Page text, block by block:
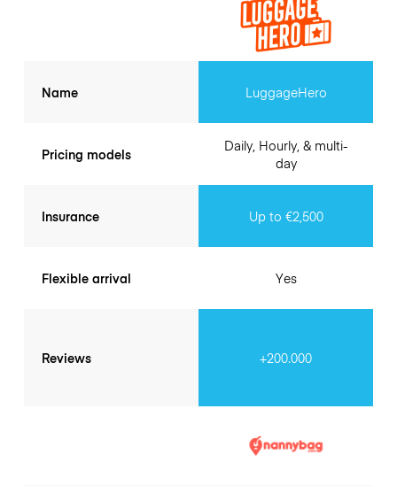
Name
Pricing models
Insurance
Flexible arrival
Reviews
LuggageHero
Daily, Hourly, & multi-
day
Up to €2,500
Yes
+200.000